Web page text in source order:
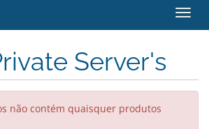
Server's
não contém quaisquer produtos